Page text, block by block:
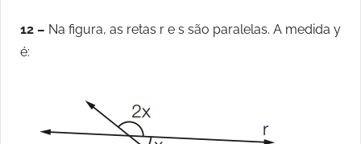
12 – Na figura, as retas r e s são paralelas. A medida y
é: